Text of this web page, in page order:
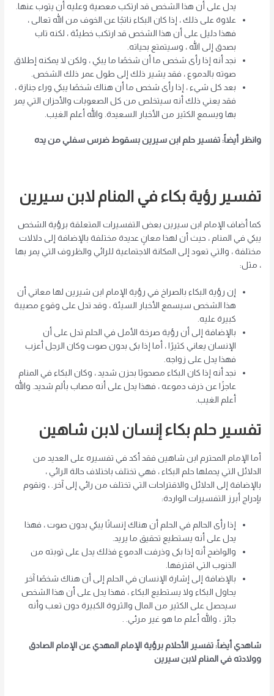
يدل على أن هذا الشخص قد ارتكب معصية وعليه أن يتوب عنها.
علاوة على ذلك ، إذا كان البكاء ناتجًا عن الخوف من الله تعالى ،
فهذا دليل على أن هذا الشخص قد ارتكب خطيئة ، لكنه تاب
بصدق إلى الله ، وسيتمتع بحياته.
نجد أنه إذا رأى شخص ما أن شخصًا ما يبكي ، ولكن لا يمكنه إطلاق
صوته بالدموع ، فقد يشير ذلك إلى طول عمر ذلك الشخص.
بعد كل شيء ، إذا رأى شخص ما أن هناك شخصًا يبكي وراء جنازة ،
فقد يعني ذلك أنه سيتخلص من كل الصعوبات والأحزان التي يمر
بها ويسمع الكثير من الأخبار السعيدة. والله أعلم الغيب.
وانظر أيضاً: تفسير حلم ابن سيرين بسقوط ضرس سفلي من يده
تفسير رؤية بكاء في المنام لابن سيرين
كما أضاف الإمام ابن سيرين بعض التفسيرات المتعلقة برؤية الشخص
يبكي في المنام ، حيث أن لهذا معانٍ عديدة مختلفة بالإضافة إلى دلالات
مختلفة ، والتي تعود إلى المكانة الاجتماعية للرائي والظروف التي يمر بها
، مثل:
إن رؤية البكاء بالصراخ في رؤية الإمام ابن شيرين لها معاني أن
هذا الشخص سيسمع الأخبار السيئة ، وقد تدل على وقوع مصيبة
كبيرة عليه.
بالإضافة إلى أن رؤية صرخة الأمل في الحلم تدل على أن
الإنسان يعاني كثيرًا ، أما إذا بكى بدون صوت وكان الرجل أعزب
فهذا يدل على زواجه.
نجد أنه إذا كان البكاء مصحوبًا بحزن شديد ، وكان البكاء في المنام
عاجزًا عن ذرف دموعه ، فهذا يدل على أنه مصاب بألم شديد. والله
أعلم الغيب.
تفسير حلم بكاء إنسان لابن شاهين
أما الإمام المحترم ابن شاهين فقد أكد في تفسيره على العديد من
الدلائل التي يحملها حلم البكاء ، فهي تختلف باختلاف حالة الرائي ،
بالإضافة إلى الدلائل والاقتراحات التي تختلف من رائي إلى آخر. ، ونقوم
بإدراج أبرز التفسيرات الواردة:
إذا رأى الحالم في الحلم أن هناك إنسانًا يبكي بدون صوت ، فهذا
يدل على أنه يستطيع تحقيق ما يريد.
والواضح أنه إذا بكى وذرفت الدموع فذلك يدل على توبته من
الذنوب التي اقترفها.
بالإضافة إلى إشارة الإنسان في الحلم إلى أن هناك شخصًا آخر
يحاول البكاء ولا يستطيع البكاء ، فهذا يدل على أن هذا الشخص
سيحصل على الكثير من المال والثروة الكبيرة دون تعب وأنه
جائز ، والله أعلم ما هو غير مرئي. .
شاهدي أيضاً: تفسير الأحلام برؤية الإمام المهدي عن الإمام الصادق
وولادته في المنام لابن سيرين